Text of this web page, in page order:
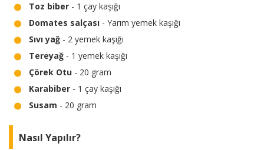
Toz biber - 1 çay kaşığı
Domates salçası - Yarım yemek kaşığı
Sıvı yağ - 2 yemek kaşığı
Tereyağ - 1 yemek kaşığı
Çörek Otu - 20 gram
Karabiber - 1 çay kaşığı
Susam - 20 gram
Nasıl Yapılır?